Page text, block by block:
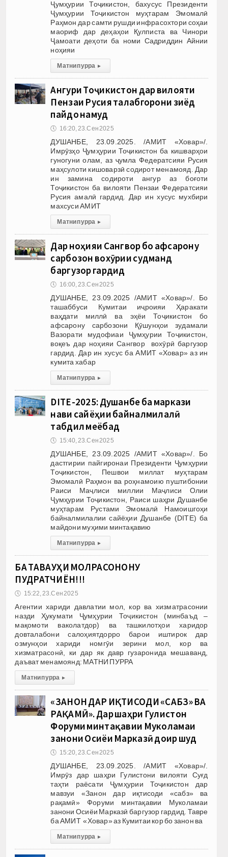
Ҷумҳурии Тоҷикистон, бахусус Президенти
Ҷумҳурии Тоҷикистон муҳтарам Эмомалӣ
Раҳмон дар самти рушди инфрасохтори соҳаи
маориф дар деҳаҳои Қулписта ва Чинори
Ҷамоати деҳоти ба номи Садриддин Айнии
ноҳияи
Матни пурра ▸
Ангури Тоҷикистон дар вилояти
Пензаи Русия талабгорони зиёд
пайдо намуд
🕔 16:20, 23.Сен 2025
ДУШАНБЕ, 23.09.2025. /АМИТ «Ховар»/.
Имрӯзҳо Ҷумҳурии Тоҷикистон ба кишварҳои
гуногуни олам, аз ҷумла Федератсияи Русия
маҳсулоти кишоварзӣ содирот менамояд. Дар
ин замина содироти ангур аз боғоти
Тоҷикистон ба вилояти Пензаи Федератсияи
Русия амалӣ гардид. Дар ин хусус мухбири
махсуси АМИТ
Матни пурра ▸
Дар ноҳияи Сангвор бо афсарону
сарбозон вохӯрии судманд
баргузор гардид
🕔 16:00, 23.Сен 2025
ДУШАНБЕ, 23.09.2025 /АМИТ «Ховар»/. Бо
ташаббуси Кумитаи иҷроияи Ҳаракати
ваҳдати миллӣ ва эҳёи Тоҷикистон бо
афсарону сарбозони Қӯшунҳои зудамали
Вазорати мудофиаи Ҷумҳурии Тоҷикистон,
воқеъ дар ноҳияи Сангвор вохӯрӣ баргузор
гардид. Дар ин хусус ба АМИТ «Ховар» аз ин
кумита хабар
Матни пурра ▸
DITE-2025: Душанбе ба маркази
нави сайёҳии байналмилалӣ
табдил меёбад
🕔 15:40, 23.Сен 2025
ДУШАНБЕ, 23.09.2025 /АМИТ «Ховар»/. Бо
дастгирии пайгиронаи Президенти Ҷумҳурии
Тоҷикистон, Пешвои миллат муҳтарам
Эмомалӣ Раҳмон ва роҳнамоию пуштибонии
Раиси Маҷлиси миллии Маҷлиси Олии
Ҷумҳурии Тоҷикистон, Раиси шаҳри Душанбе
муҳтарам Рустами Эмомалӣ Намоишгоҳи
байналмилалии сайёҳии Душанбе (DITE) ба
майдони муҳими минтақавию
Матни пурра ▸
БА ТАВАҶҶУҲИ МОЛРАСОНОНУ
ПУДРАТЧИЁН!!!
🕔 15:22, 23.Сен 2025
Агентии хариди давлатии мол, кор ва хизматрасонии
назди Ҳукумати Ҷумҳурии Тоҷикистон (минбаъд –
мақомоти ваколатдор) ва ташкилотҳои харидор
довталабони салоҳиятдорро барои иштирок дар
озмунҳои хариди номгӯи зерини мол, кор ва
хизматрасонӣ, ки дар як давр гузаронида мешаванд,
даъват менамоянд: МАТНИ ПУРРА
Матни пурра ▸
«ЗАНОН ДАР ИҚТИСОДИ «САБЗ» ВА
РАҚАМӢ». Дар шаҳри Гулистон
Форуми минтақавии Муколамаи
занони Осиёи Марказӣ доир шуд
🕔 15:20, 23.Сен 2025
ДУШАНБЕ, 23.09.2025. /АМИТ «Ховар»/.
Имрӯз дар шаҳри Гулистони вилояти Суғд
таҳти раёсати Ҷумҳурии Тоҷикистон дар
мавзуи «Занон дар иқтисоди «сабз» ва
рақамӣ» Форуми минтақавии Муколамаи
занони Осиёи Марказӣ баргузор гардид. Тавре
ба АМИТ «Ховар» аз Кумитаи кор бо занон ва
Матни пурра ▸